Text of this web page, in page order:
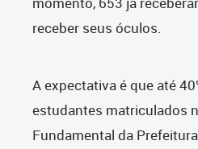
receber seus óculos.
A expectativa é que até
estudantes matriculados
Fundamental da